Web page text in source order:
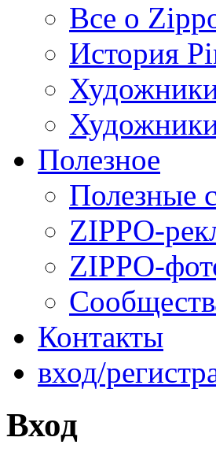
Все о
История
Полезное
Полезные
ZIPPO-
ZIPPO-
Контакты
вход/
Вход